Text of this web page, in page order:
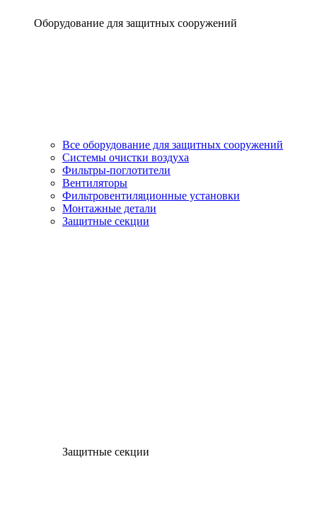
Оборудование для защитных сооружений
Все оборудование для защитных сооружений
Системы очистки воздуха
Фильтры-поглотители
Вентиляторы
Фильтровентиляционные установки
Монтажные детали
Защитные секции
Защитные секции